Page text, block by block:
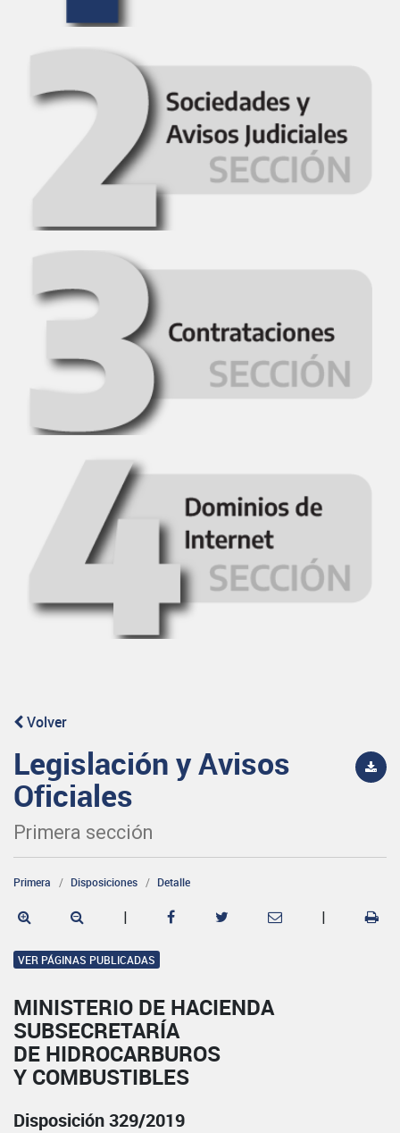
Volver
Legislación y Avisos
Oficiales
Primera sección
Primera Disposiciones Detalle
| |
VER PÁGINAS PUBLICADAS
MINISTERIO DE HACIENDA
SUBSECRETARÍA
DE HIDROCARBUROS
Y COMBUSTIBLES
Disposición 329/2019